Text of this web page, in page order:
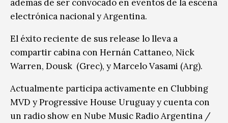
además de ser convocado en eventos de la escena
electrónica nacional y Argentina.
El éxito reciente de sus release lo lleva a
compartir cabina con Hernán Cattaneo, Nick
Warren, Dousk (Grec), y Marcelo Vasami (Arg).
Actualmente participa activamente en Clubbing
MVD y Progressive House Uruguay y cuenta con
un radio show en Nube Music Radio Argentina /